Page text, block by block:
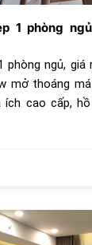
1 phòng
ngủ, giá
mở thoáng
cao cấp, hồ
triệu đồng.